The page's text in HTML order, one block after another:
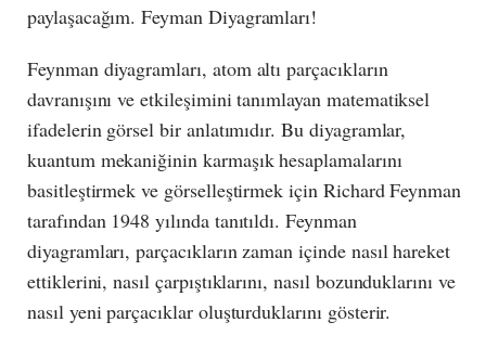
paylaşacağım. Feyman Diyagramları!
Feynman diyagramları, atom altı parçacıkların
davranışını ve etkileşimini tanımlayan matematiksel
ifadelerin görsel bir anlatımıdır. Bu diyagramlar,
kuantum mekaniğinin karmaşık hesaplamalarını
basitleştirmek ve görselleştirmek için Richard Feynman
tarafından 1948 yılında tanıtıldı. Feynman
diyagramları, parçacıkların zaman içinde nasıl hareket
ettiklerini, nasıl çarpıştıklarını, nasıl bozunduklarını ve
nasıl yeni parçacıklar oluşturduklarını gösterir.